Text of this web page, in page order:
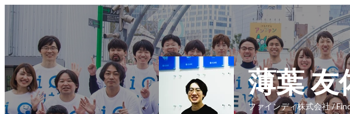
薄葉 友
ファインディ株式会社 /